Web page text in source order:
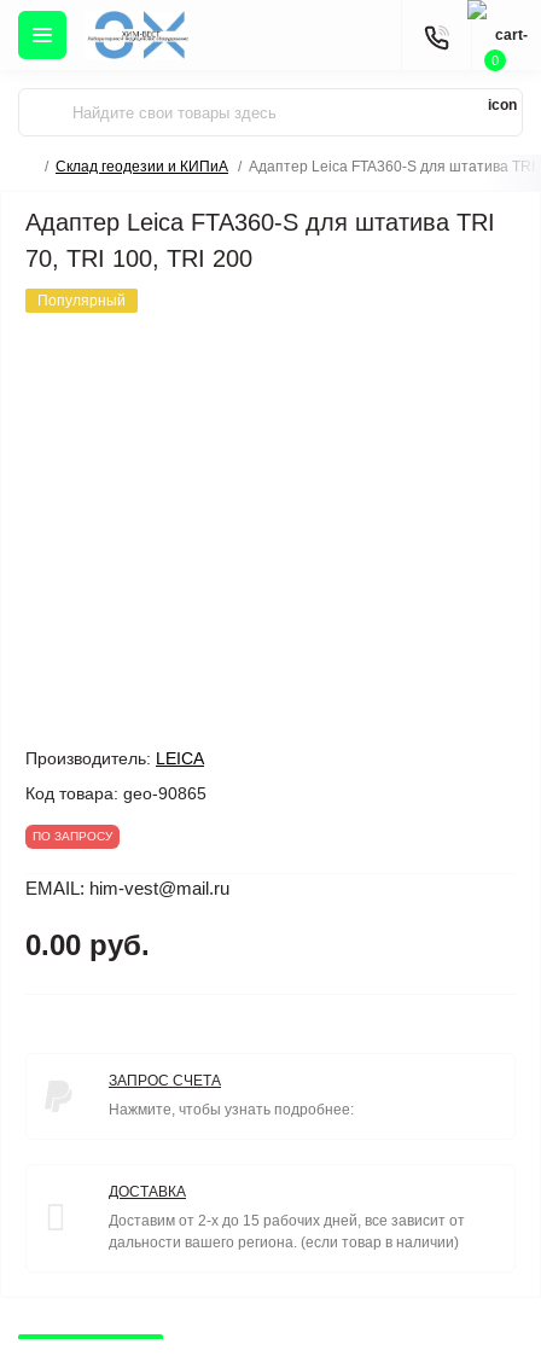
0
Склад геодезии и КИПиА Адаптер Leica FTA360-S для штатива TRI
Адаптер Leica FTA360-S для штатива TRI
70, TRI 100, TRI 200
Популярный
Производитель: LEICA
Код товара: geo-90865
ПО ЗАПРОСУ
EMAIL: him-vest@mail.ru
0.00 руб.
ЗАПРОС СЧЕТА
Нажмите, чтобы узнать подробнее:
ДОСТАВКА
Доставим от 2-х до 15 рабочих дней, все зависит от
дальности вашего региона. (если товар в наличии)